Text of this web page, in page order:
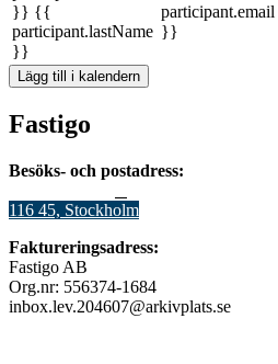
}} {{
participant.lastName
}}
participant.email
}}
Lägg till i kalendern
Fastigo
Besöks- och postadress:
116 45, Stockholm
Faktureringsadress:
Fastigo AB
Org.nr: 556374-1684
inbox.lev.204607@arkivplats.se